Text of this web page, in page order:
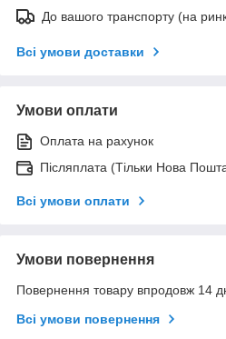
До вашого транспорту (на
Всі умови доставки
Умови оплати
Оплата на рахунок
Післяплата (Тільки Нова
Всі умови оплати
Умови повернення
Повернення товару впродовж 14
Всі умови повернення